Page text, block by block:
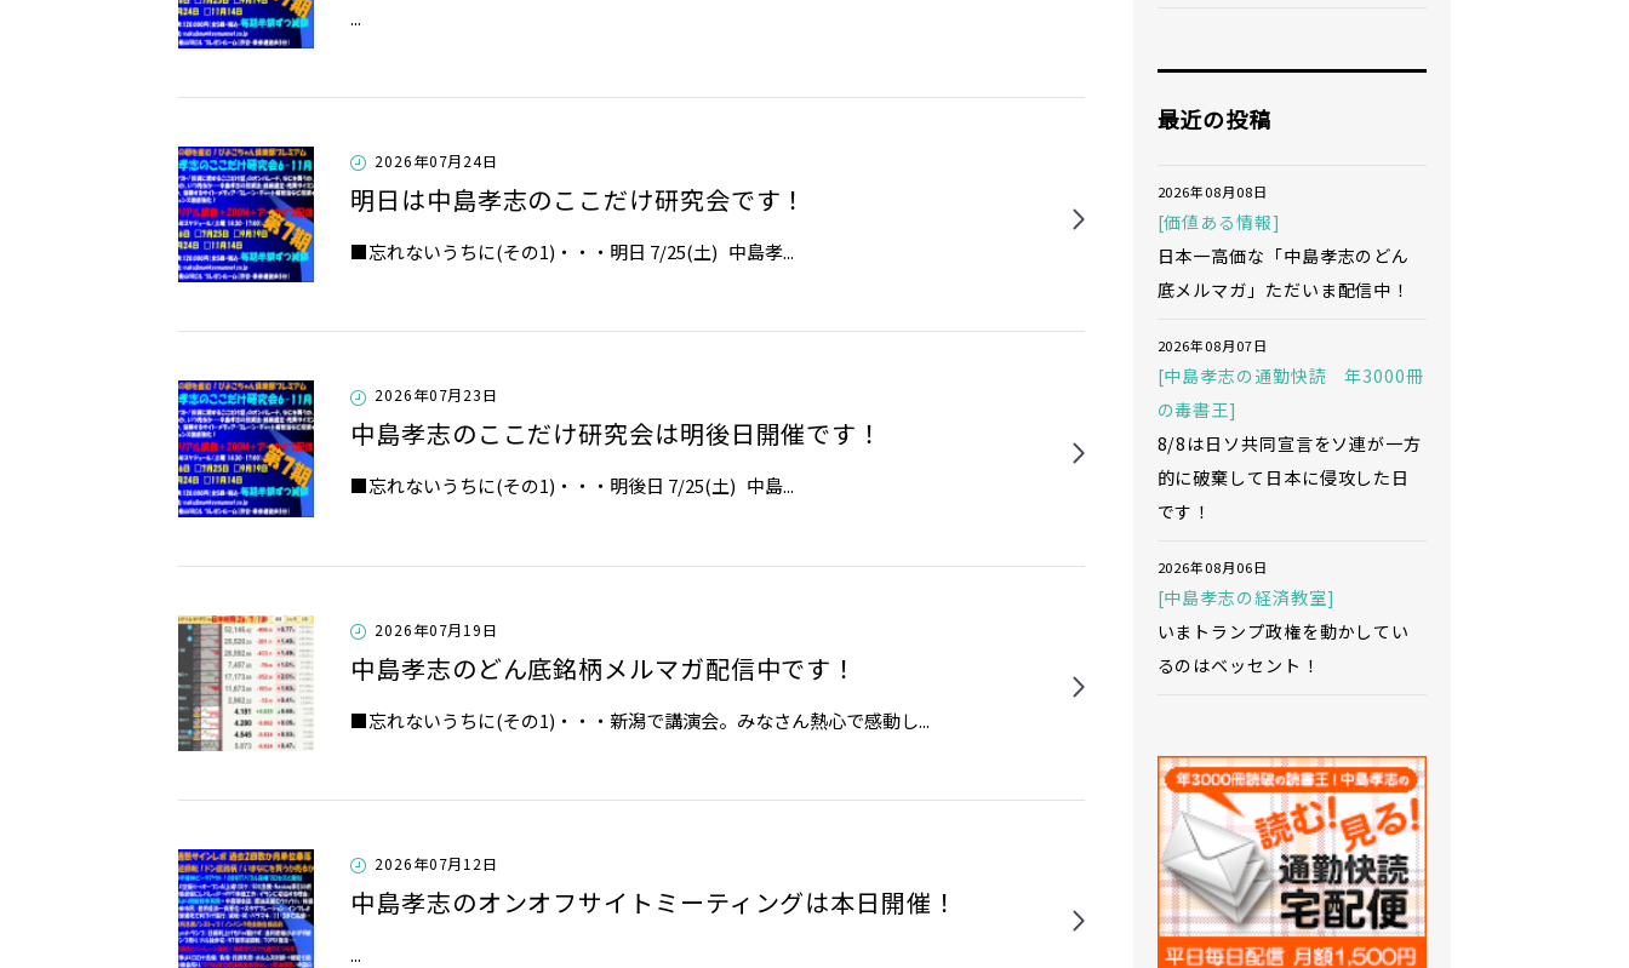
​​​​​​​​​​​​​​​​​​​​​​​​​​​​​​​​​...
2026年07月24日
明日は中島孝志のここだけ研究会です！
​​■忘れないうちに(その1)・・・​​明日 7/25(土) ​中島孝...
2026年07月23日
中島孝志のここだけ研究会は明後日開催です！
​​■忘れないうちに(その1)・・・​​明後日 7/25(土) ​中島...
2026年07月19日
中島孝志のどん底銘柄メルマガ配信中です！
​​■忘れないうちに(その1)・・・新潟で講演会。みなさん熱心で感動し...
2026年07月12日
中島孝志のオンオフサイトミーティングは本日開催！
​​​​​​​​​​​​​​​​​​​​​​​​​​​​​​​​​...
最近の投稿
2026年08月08日
[価値ある情報]
日本一高価な「中島孝志のどん
底メルマガ」ただいま配信中！
2026年08月07日
[中島孝志の通勤快読 年3000冊
の毒書王]
8/8は日ソ共同宣言をソ連が一方
的に破棄して日本に侵攻した日
です！
2026年08月06日
[中島孝志の経済教室]
いまトランプ政権を動かしてい
るのはベッセント！